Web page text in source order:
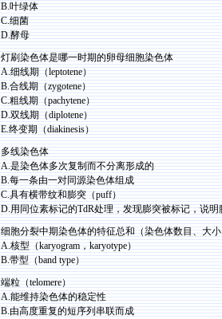
B.叶绿体
C.细菌
D.酵母
灯刷染色体是哪一时期的卵母细胞染色体
A.细线期（leptotene）
B.合线期（zygotene）
C.粗线期（pachytene）
D.双线期（diplotene）
E.终变期（diakinesis）
多线染色体
A.是染色体多次复制而不分离形成的
B.每一条由一对同源染色体组成
C.具有横带纹和膨突（puff）
D.用同位素标记的TdR处理，发现膨突被标记，说
细胞分裂中期染色体的特征总和（染色体数目、大
A.核型（karyogram，karyotype）
B.带型（band type）
端粒（telomere）
A.能维持染色体的稳定性
B.由高度重复的短序列串联而成